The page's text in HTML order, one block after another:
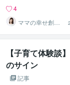
4
ママの幸せ創造
マスター ASU
KA
【子育て体験談
のサイン
記事